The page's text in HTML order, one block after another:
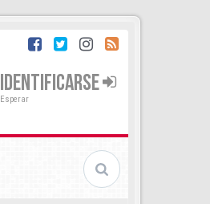
IDENTIFICARSE
Esperar